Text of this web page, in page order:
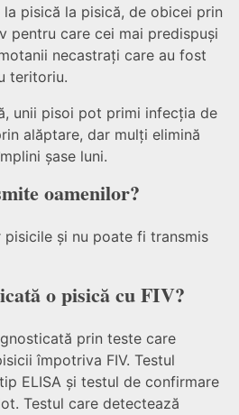
pisică la pisică, de obicei prin
pentru care cei mai predispuși
necastrați care au fost
teritoriu.
unii pisoi pot primi infecția de
alăptare, dar mulți elimină
șase luni.
oamenilor?
pisicile și nu poate fi transmis
o pisică cu FIV?
prin teste care
împotriva FIV. Testul
ELISA și testul de confirmare
Testul care detectează